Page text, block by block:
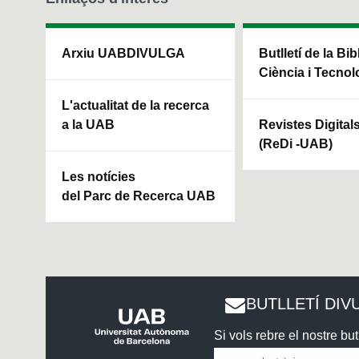
Arxiu UABDIVULGA
L'actualitat de la recerca
a la UAB
Les notícies
del Parc de Recerca UAB
Butlletí de la
Ciència i
Revistes
(ReDi -UAB)
BUTLLETÍ
Si vols rebre el nostre